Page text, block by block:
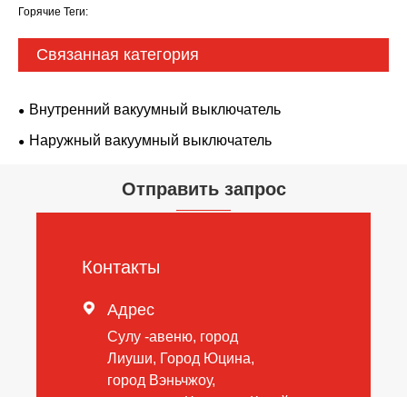
Горячие Теги:
Связанная категория
Внутренний вакуумный выключатель
Наружный вакуумный выключатель
Отправить запрос
Контакты
 Адрес
Сулу -авеню, город
Лиуши, Город Юцина,
город Вэньчжоу,